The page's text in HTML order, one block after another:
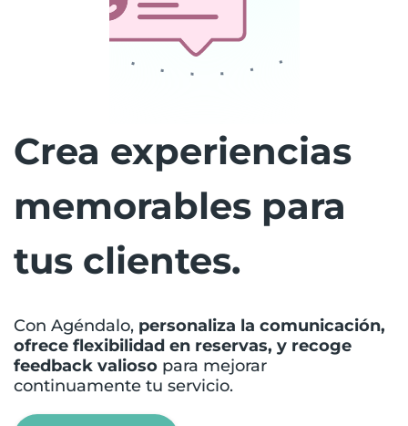
Crea experiencias
memorables para
tus clientes.
Con Agéndalo, personaliza la comunicación,
ofrece flexibilidad en reservas, y recoge
feedback valioso para mejorar
continuamente tu servicio.